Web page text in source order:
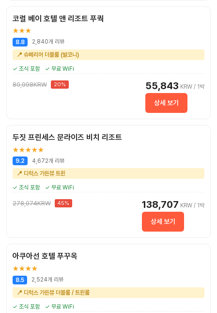
코럴 베이 호텔 앤 리조트 푸쿽
★★★
8.8
2,840개 리뷰
📍 슈페리어 더블룸 (발코니)
✓ 조식 포함 ✓ 무료 WiFi
80,998KRW 20% 55,843 KRW / 1박
상세 보기
두짓 프린세스 문라이즈 비치 리조트
★★★★★
9.2
4,672개 리뷰
📍 디럭스 가든뷰 트윈
✓ 조식 포함 ✓ 무료 WiFi
278,074KRW 45% 138,707 KRW / 1박
상세 보기
아쿠아선 호텔 푸꾸옥
★★★★
8.5
2,524개 리뷰
📍 디럭스 가든뷰 더블룸 / 트윈룸
✓ 조식 포함 ✓ 무료 WiFi